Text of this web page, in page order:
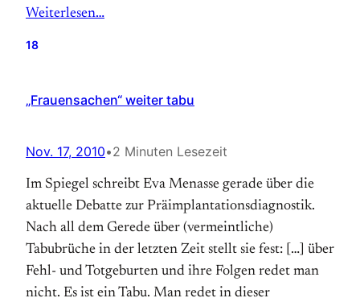
Weiterlesen…
18
„Frauensachen“ weiter tabu
Nov. 17, 2010•2 Minuten Lesezeit
Im Spiegel schreibt Eva Menasse gerade über die
aktuelle Debatte zur Präimplantationsdiagnostik.
Nach all dem Gerede über (vermeintliche)
Tabubrüche in der letzten Zeit stellt sie fest: […] über
Fehl- und Totgeburten und ihre Folgen redet man
nicht. Es ist ein Tabu. Man redet in dieser